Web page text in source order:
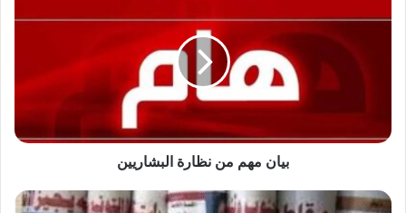
بيان مهم من نظارة البشاريين
أهم